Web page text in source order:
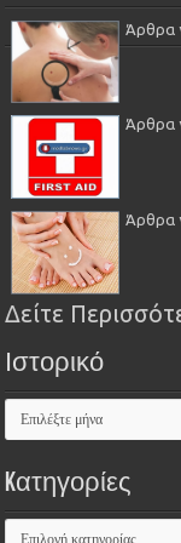
Άρθρα
Άρθρα
Άρθρα
Δείτε
Ιστορικό
Kατηγορίες